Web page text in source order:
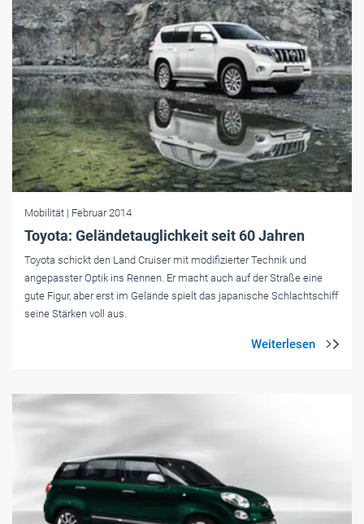
Mobilität | Februar 2014
Toyota: Geländetauglichkeit seit 60 Jahren
Toyota schickt den Land Cruiser mit modifizierter Technik und
angepasster Optik ins Rennen. Er macht auch auf der Straße eine
gute Figur, aber erst im Gelände spielt das japanische Schlachtschiff
seine Stärken voll aus.